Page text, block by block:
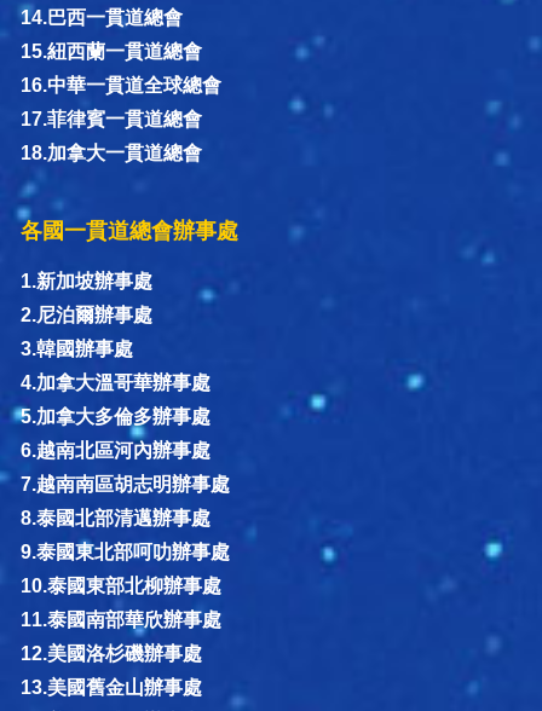
14.巴西一貫道總會
15.紐西蘭一貫道總會
16.中華一貫道全球總會
17.菲律賓一貫道總會
18.加拿大一貫道總會
各國一貫道總會辦事處
1.新加坡辦事處
2.尼泊爾辦事處
3.韓國辦事處
4.加拿大溫哥華辦事處
5.加拿大多倫多辦事處
6.越南北區河內辦事處
7.越南南區胡志明辦事處
8.泰國北部清邁辦事處
9.泰國東北部呵叻辦事處
10.泰國東部北柳辦事處
11.泰國南部華欣辦事處
12.美國洛杉磯辦事處
13.美國舊金山辦事處